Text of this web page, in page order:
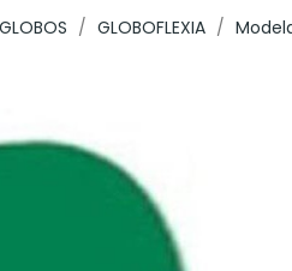
GLOBOS GLOBOFLEXIA